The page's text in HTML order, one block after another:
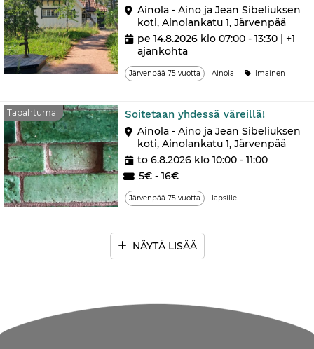
Ainola - Aino ja Jean Sibeliuksen
koti, Ainolankatu 1, Järvenpää
pe 14.8.2026 klo 07:00 - 13:30 | +1
ajankohta
Järvenpää 75 vuotta Ainola Ilmainen
Tapahtuma Soitetaan yhdessä väreillä!
Ainola - Aino ja Jean Sibeliuksen
koti, Ainolankatu 1, Järvenpää
to 6.8.2026 klo 10:00 - 11:00
5€ - 16€
Järvenpää 75 vuotta lapsille
NÄYTÄ LISÄÄ